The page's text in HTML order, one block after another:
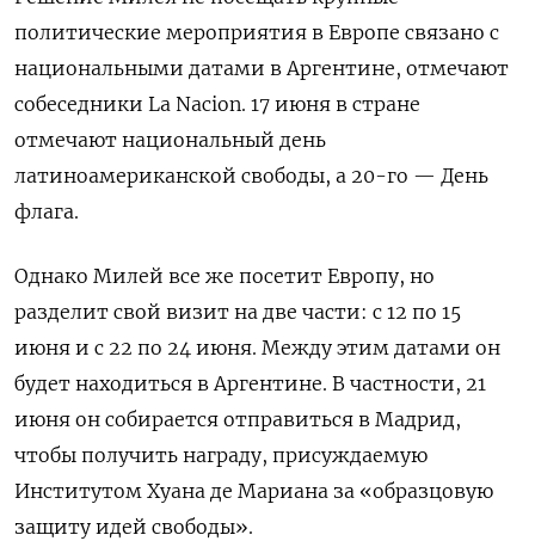
политические мероприятия в Европе связано с
национальными датами в Аргентине, отмечают
собеседники La Nacion. 17 июня в стране
отмечают национальный день
латиноамериканской свободы, а 20-го — День
флага.
Однако Милей все же посетит Европу, но
разделит свой визит на две части: с 12 по 15
июня и с 22 по 24 июня. Между этим датами он
будет находиться в Аргентине. В частности, 21
июня он собирается отправиться в Мадрид,
чтобы получить награду, присуждаемую
Институтом Хуана де Мариана за «образцовую
защиту идей свободы».